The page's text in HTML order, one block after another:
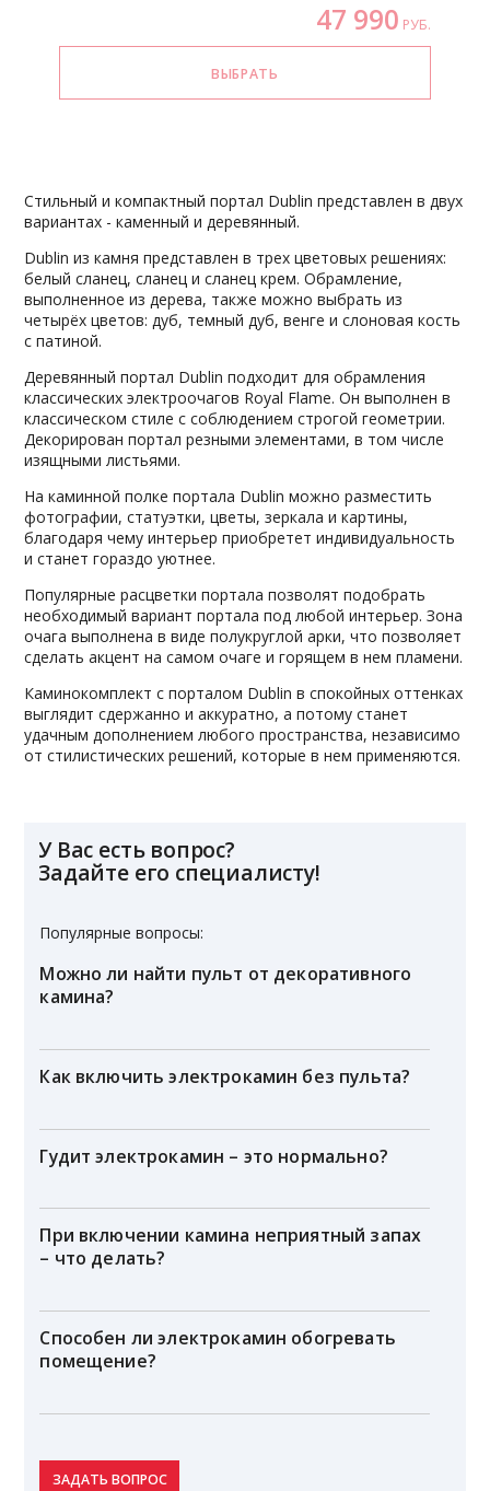
47 990 РУБ.
Стильный и компактный портал Dublin представлен в двух
вариантах - каменный и деревянный.
Dublin из камня представлен в трех цветовых решениях:
белый сланец, сланец и сланец крем. Обрамление,
выполненное из дерева, также можно выбрать из
четырёх цветов: дуб, темный дуб, венге и слоновая кость
с патиной.
Деревянный портал Dublin подходит для обрамления
классических электроочагов Royal Flame. Он выполнен в
классическом стиле с соблюдением строгой геометрии.
Декорирован портал резными элементами, в том числе
изящными листьями.
На каминной полке портала Dublin можно разместить
фотографии, статуэтки, цветы, зеркала и картины,
благодаря чему интерьер приобретет индивидуальность
и станет гораздо уютнее.
Популярные расцветки портала позволят подобрать
необходимый вариант портала под любой интерьер. Зона
очага выполнена в виде полукруглой арки, что позволяет
сделать акцент на самом очаге и горящем в нем пламени.
Каминокомплект с порталом Dublin в спокойных оттенках
выглядит сдержанно и аккуратно, а потому станет
удачным дополнением любого пространства, независимо
от стилистических решений, которые в нем применяются.
У Вас есть вопрос?
Задайте его специалисту!
Популярные вопросы:
Можно ли найти пульт от декоративного
камина?
Как включить электрокамин без пульта?
Гудит электрокамин – это нормально?
При включении камина неприятный запах
– что делать?
Способен ли электрокамин обогревать
помещение?
ЗАДАТЬ ВОПРОС